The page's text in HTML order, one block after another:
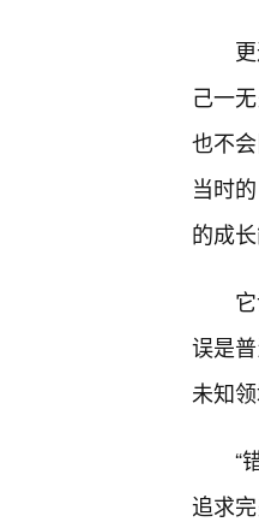
己一
也不
当时
的成长
误是
未知
“
追求